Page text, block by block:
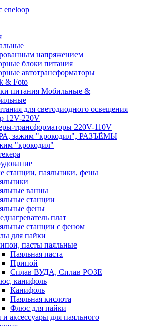
eneloop
напряжением
блоки питания
автотрансформаторы
& Foto
питания Мобильные &
для светодиодного освещения
12V-220V
трансформаторы 220V-110V
зажим "крокодил", РАЗЪЁМЫ
"крокодил"
станции, паяльники, фены
ванны
станции
фены
плат
станции с феном
для пайки
пасты паяльные
Паяльная паста
Припой
Сплав ВУДА, Сплав РОЗЕ
канифоль
Канифоль
Паяльная кислота
Флюс для пайки
и аксессуары для паяльного